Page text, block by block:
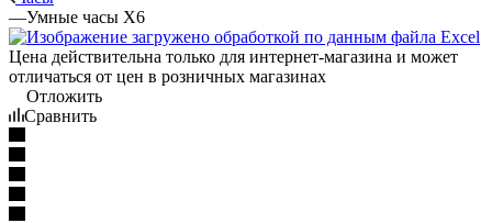
—Умные часы X6
Цена действительна только для интернет-магазина и может
отличаться от цен в розничных магазинах
Отложить
Сравнить